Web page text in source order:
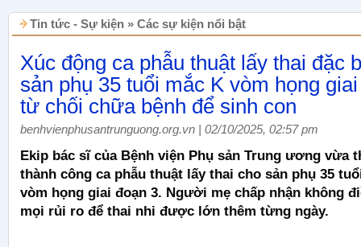
Tin tức - Sự kiện » Các sự kiện nổi bật
Xúc động ca phẫu thuật lấy thai đặc
sản phụ 35 tuổi mắc K vòm họng
từ chối chữa bệnh để sinh con
benhvienphusantrunguong.org.vn | 02/10/2025, 02:57 pm
Ekip bác sĩ của Bệnh viện Phụ sản Trung ương vừa
thành công ca phẫu thuật lấy thai cho sản phụ 35
vòm họng giai đoạn 3. Người mẹ chấp nhận không
mọi rủi ro để thai nhi được lớn thêm từng ngày.